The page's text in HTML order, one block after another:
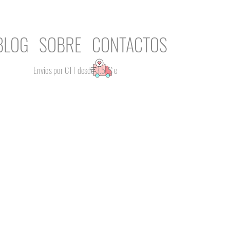
SOBRE CONTACTOS
Envios por CTT desde 3.51€ e